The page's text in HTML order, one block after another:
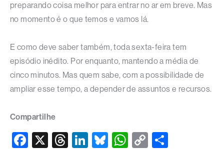
preparando coisa melhor para entrar no ar em breve. Mas
no momento é o que temos e vamos lá.
E como deve saber também, toda sexta-feira tem
episódio inédito. Por enquanto, mantendo a média de
cinco minutos. Mas quem sabe, com a possibilidade de
ampliar esse tempo, a depender de assuntos e recursos.
Compartilhe
F
X
T
Li
Bl
W
C